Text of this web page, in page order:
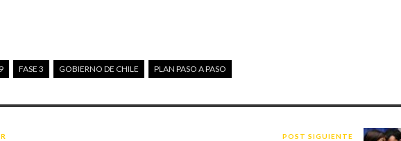
FASE 3 GOBIERNO DE CHILE PLAN PASO A PASO
POST SIGUIENTE